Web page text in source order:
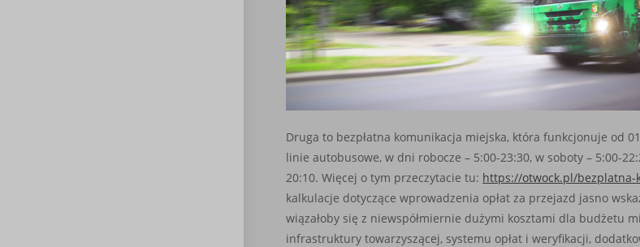
Druga to bezpłatna komunikacja miejska, która funkcjonuje od
linie autobusowe, w dni robocze – 5:00-23:30, w soboty – 5:00-
20:10. Więcej o tym przeczytacie tu: https://otwock.pl/bezplatna-
kalkulacje dotyczące wprowadzenia opłat za przejazd jasno
wiązałoby się z niewspółmiernie dużymi kosztami dla budżetu
infrastruktury towarzyszącej, systemu opłat i weryfikacji,